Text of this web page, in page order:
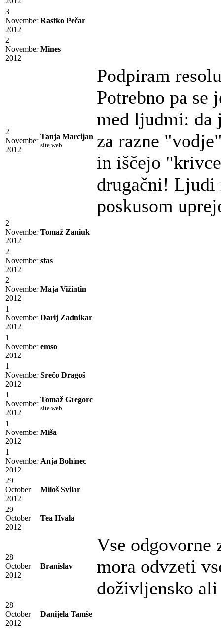
3
November
2012
Rastko Pečar
2
November
2012
Mines
2
November
2012
Tanja Marcijan
site web
Podpiram
Potrebno pa
med ljudmi: da
za razne
in iščejo
drugačni! Ljudi
poskusom
2
November
2012
Tomaž Zaniuk
2
November
2012
stas
2
November
2012
Maja Vižintin
1
November
2012
Darij Zadnikar
1
November
2012
emso
1
November
2012
Srečo Dragoš
1
November
2012
Tomaž Gregorc
site web
1
November
2012
Miša
1
November
2012
Anja Bohinec
29
October
2012
Miloš Svilar
29
October
2012
Tea Hvala
28
October
2012
Branislav
Vse odgovorne
mora odvzeti
doživljensko ali
28
October
2012
Danijela Tamše